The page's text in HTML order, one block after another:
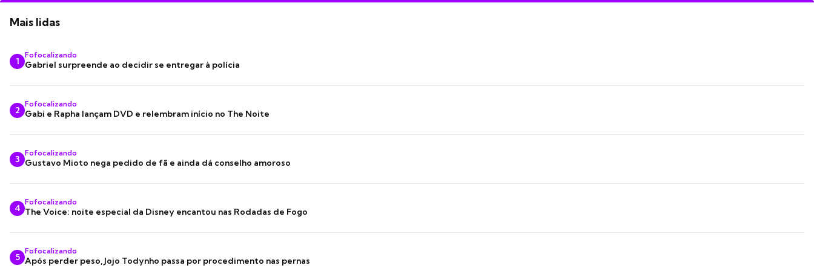
Mais lidas
1
Fofocalizando
Gabriel surpreende ao decidir se entregar à polícia
2
Fofocalizando
Gabi e Rapha lançam DVD e relembram início no The Noite
3
Fofocalizando
Gustavo Mioto nega pedido de fã e ainda dá conselho amoroso
4
Fofocalizando
The Voice: noite especial da Disney encantou nas Rodadas de Fogo
5
Fofocalizando
Após perder peso, Jojo Todynho passa por procedimento nas pernas